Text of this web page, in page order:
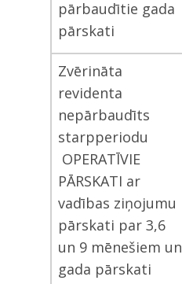
pārbaudītie gada
pārskati
Zvērināta
revidenta
nepārbaudīts
starpperiodu
OPERATĪVIE
PĀRSKATI ar
vadības ziņojumu
pārskati par 3,6
un 9 mēnešiem un
gada pārskati